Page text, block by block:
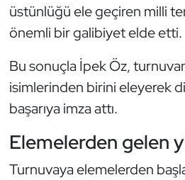
üstünlüğü ele geçiren milli
önemli bir galibiyet elde etti.
Bu sonuçla İpek Öz,
isimlerinden birini eleyerek
başarıya imza attı.
Elemelerden gelen
Turnuvaya elemelerden
Hava Sporları
İşitme Engelli Sporcular
Kano ve Rafting